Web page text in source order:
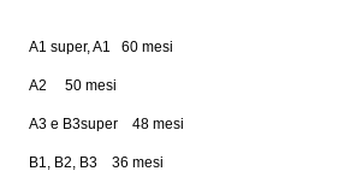
A1 super, A1 60 mesi
A2 50 mesi
A3 e B3super 48 mesi
B1, B2, B3 36 mesi